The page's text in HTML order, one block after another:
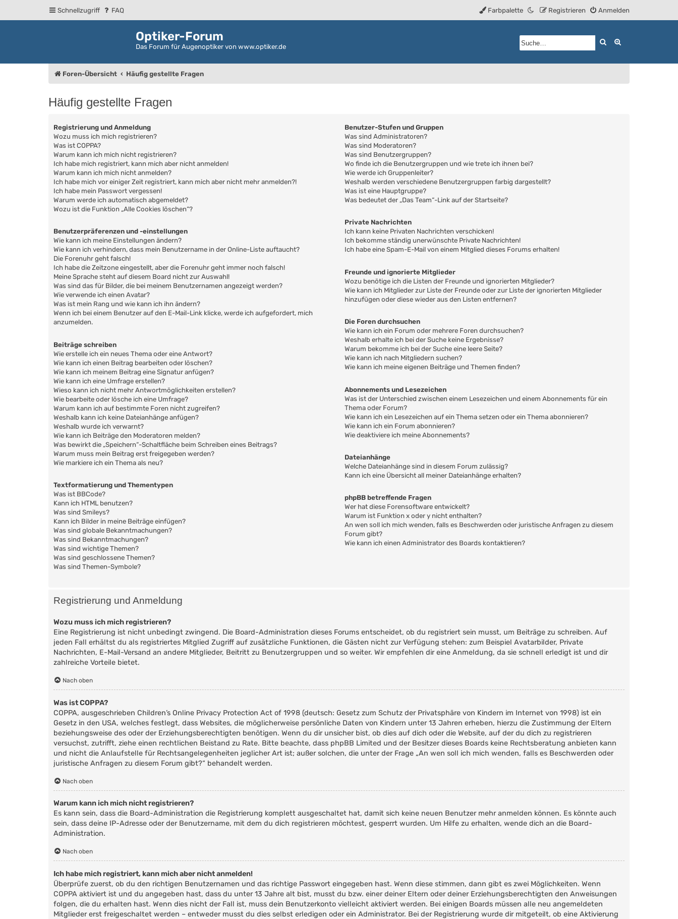
Schnellzugriff FAQ Anmelden
Registrieren
Farbpalette
Optiker-Forum
Das Forum für Augenoptiker von www.optiker.de
Suche
Foren-Übersicht Häufig gestellte Fragen
Häufig gestellte Fragen
Registrierung und Anmeldung
Wozu muss ich mich registrieren?
Was ist COPPA?
Warum kann ich mich nicht registrieren?
Ich habe mich registriert, kann mich aber nicht anmelden!
Warum kann ich mich nicht anmelden?
Ich habe mich vor einiger Zeit registriert, kann mich aber nicht mehr anmelden?!
Ich habe mein Passwort vergessen!
Warum werde ich automatisch abgemeldet?
Wozu ist die Funktion „Alle Cookies löschen“?
Benutzerpräferenzen und -einstellungen
Wie kann ich meine Einstellungen ändern?
Wie kann ich verhindern, dass mein Benutzername in der Online-Liste auftaucht?
Die Forenuhr geht falsch!
Ich habe die Zeitzone eingestellt, aber die Forenuhr geht immer noch falsch!
Meine Sprache steht auf diesem Board nicht zur Auswahl!
Was sind das für Bilder, die bei meinem Benutzernamen angezeigt werden?
Wie verwende ich einen Avatar?
Was ist mein Rang und wie kann ich ihn ändern?
Wenn ich bei einem Benutzer auf den E-Mail-Link klicke, werde ich aufgefordert, mich
anzumelden.
Beiträge schreiben
Wie erstelle ich ein neues Thema oder eine Antwort?
Wie kann ich einen Beitrag bearbeiten oder löschen?
Wie kann ich meinem Beitrag eine Signatur anfügen?
Wie kann ich eine Umfrage erstellen?
Wieso kann ich nicht mehr Antwortmöglichkeiten erstellen?
Wie bearbeite oder lösche ich eine Umfrage?
Warum kann ich auf bestimmte Foren nicht zugreifen?
Weshalb kann ich keine Dateianhänge anfügen?
Weshalb wurde ich verwarnt?
Wie kann ich Beiträge den Moderatoren melden?
Was bewirkt die „Speichern“-Schaltfläche beim Schreiben eines Beitrags?
Warum muss mein Beitrag erst freigegeben werden?
Wie markiere ich ein Thema als neu?
Textformatierung und Thementypen
Was ist BBCode?
Kann ich HTML benutzen?
Was sind Smileys?
Kann ich Bilder in meine Beiträge einfügen?
Was sind globale Bekanntmachungen?
Was sind Bekanntmachungen?
Was sind wichtige Themen?
Was sind geschlossene Themen?
Was sind Themen-Symbole?
Benutzer-Stufen und Gruppen
Was sind Administratoren?
Was sind Moderatoren?
Was sind Benutzergruppen?
Wo finde ich die Benutzergruppen und wie trete ich ihnen bei?
Wie werde ich Gruppenleiter?
Weshalb werden verschiedene Benutzergruppen farbig dargestellt?
Was ist eine Hauptgruppe?
Was bedeutet der „Das Team“-Link auf der Startseite?
Private Nachrichten
Ich kann keine Privaten Nachrichten verschicken!
Ich bekomme ständig unerwünschte Private Nachrichten!
Ich habe eine Spam-E-Mail von einem Mitglied dieses Forums erhalten!
Freunde und ignorierte Mitglieder
Wozu benötige ich die Listen der Freunde und ignorierten Mitglieder?
Wie kann ich Mitglieder zur Liste der Freunde oder zur Liste der ignorierten Mitglieder
hinzufügen oder diese wieder aus den Listen entfernen?
Die Foren durchsuchen
Wie kann ich ein Forum oder mehrere Foren durchsuchen?
Weshalb erhalte ich bei der Suche keine Ergebnisse?
Warum bekomme ich bei der Suche eine leere Seite?
Wie kann ich nach Mitgliedern suchen?
Wie kann ich meine eigenen Beiträge und Themen finden?
Abonnements und Lesezeichen
Was ist der Unterschied zwischen einem Lesezeichen und einem Abonnements für ein
Thema oder Forum?
Wie kann ich ein Lesezeichen auf ein Thema setzen oder ein Thema abonnieren?
Wie kann ich ein Forum abonnieren?
Wie deaktiviere ich meine Abonnements?
Dateianhänge
Welche Dateianhänge sind in diesem Forum zulässig?
Kann ich eine Übersicht all meiner Dateianhänge erhalten?
phpBB betreffende Fragen
Wer hat diese Forensoftware entwickelt?
Warum ist Funktion x oder y nicht enthalten?
An wen soll ich mich wenden, falls es Beschwerden oder juristische Anfragen zu diesem
Forum gibt?
Wie kann ich einen Administrator des Boards kontaktieren?
Registrierung und Anmeldung
Wozu muss ich mich registrieren?
Eine Registrierung ist nicht unbedingt zwingend. Die Board-Administration dieses Forums entscheidet, ob du registriert sein musst, um Beiträge zu schreiben. Auf
jeden Fall erhältst du als registriertes Mitglied Zugriff auf zusätzliche Funktionen, die Gästen nicht zur Verfügung stehen: zum Beispiel Avatarbilder, Private
Nachrichten, E-Mail-Versand an andere Mitglieder, Beitritt zu Benutzergruppen und so weiter. Wir empfehlen dir eine Anmeldung, da sie schnell erledigt ist und dir
zahlreiche Vorteile bietet.
Nach oben
Was ist COPPA?
COPPA, ausgeschrieben Children’s Online Privacy Protection Act of 1998 (deutsch: Gesetz zum Schutz der Privatsphäre von Kindern im Internet von 1998) ist ein
Gesetz in den USA, welches festlegt, dass Websites, die möglicherweise persönliche Daten von Kindern unter 13 Jahren erheben, hierzu die Zustimmung der Eltern
beziehungsweise des oder der Erziehungsberechtigten benötigen. Wenn du dir unsicher bist, ob dies auf dich oder die Website, auf der du dich zu registrieren
versuchst, zutrifft, ziehe einen rechtlichen Beistand zu Rate. Bitte beachte, dass phpBB Limited und der Besitzer dieses Boards keine Rechtsberatung anbieten kann
und nicht die Anlaufstelle für Rechtsangelegenheiten jeglicher Art ist; außer solchen, die unter der Frage „An wen soll ich mich wenden, falls es Beschwerden oder
juristische Anfragen zu diesem Forum gibt?“ behandelt werden.
Nach oben
Warum kann ich mich nicht registrieren?
Es kann sein, dass die Board-Administration die Registrierung komplett ausgeschaltet hat, damit sich keine neuen Benutzer mehr anmelden können. Es könnte auch
sein, dass deine IP-Adresse oder der Benutzername, mit dem du dich registrieren möchtest, gesperrt wurden. Um Hilfe zu erhalten, wende dich an die Board-
Administration.
Nach oben
Ich habe mich registriert, kann mich aber nicht anmelden!
Überprüfe zuerst, ob du den richtigen Benutzernamen und das richtige Passwort eingegeben hast. Wenn diese stimmen, dann gibt es zwei Möglichkeiten. Wenn
COPPA aktiviert ist und du angegeben hast, dass du unter 13 Jahre alt bist, musst du bzw. einer deiner Eltern oder deiner Erziehungsberechtigten den Anweisungen
folgen, die du erhalten hast. Wenn dies nicht der Fall ist, muss dein Benutzerkonto vielleicht aktiviert werden. Bei einigen Boards müssen alle neu angemeldeten
Mitglieder erst freigeschaltet werden – entweder musst du dies selbst erledigen oder ein Administrator. Bei der Registrierung wurde dir mitgeteilt, ob eine Aktivierung